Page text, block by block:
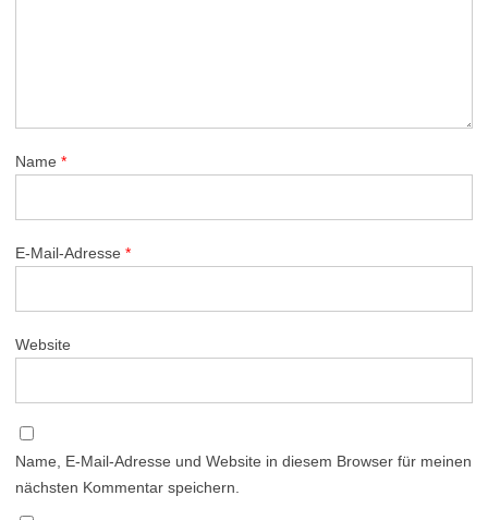
Name *
E-Mail-Adresse *
Website
Name, E-Mail-Adresse und Website in diesem Browser für meinen
nächsten Kommentar speichern.